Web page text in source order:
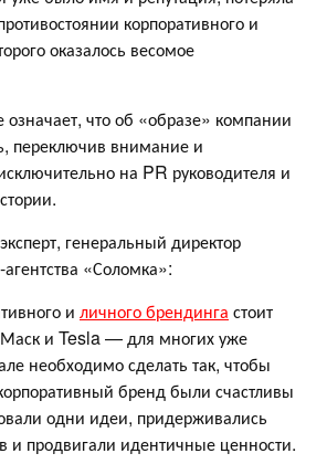
корпоративного и
оказалось весомое
что об «образе» компании
переключив внимание и
на PR руководителя и
генеральный директор
«Соломка»:
и личного брендинга стоит
и Tesla — для многих уже
необходимо сделать так, чтобы
бренд были счастливы
одни идеи, придерживались
и продвигали идентичные ценности.